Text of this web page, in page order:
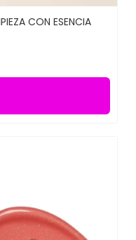
CON ESENCIA